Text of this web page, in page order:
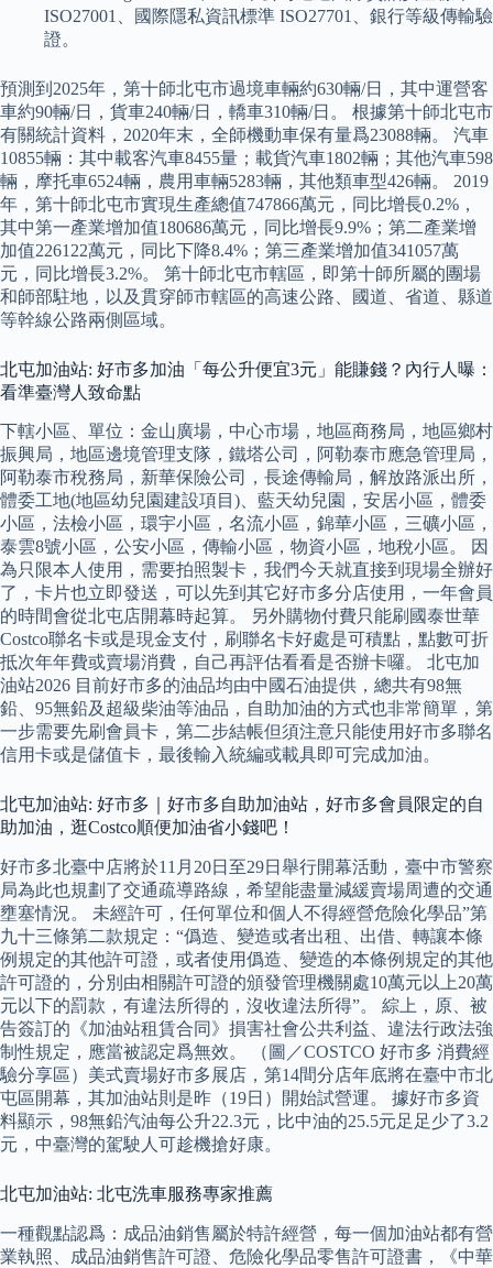
ISO27001、國際隱私資訊標準 ISO27701、銀行等級傳輸驗
證。
預測到2025年，第十師北屯市過境車輛約630輛/日，其中運營客
車約90輛/日，貨車240輛/日，轎車310輛/日。 根據第十師北屯市
有關統計資料，2020年末，全師機動車保有量爲23088輛。 汽車
10855輛：其中載客汽車8455量；載貨汽車1802輛；其他汽車598
輛，摩托車6524輛，農用車輛5283輛，其他類車型426輛。 2019
年，第十師北屯市實現生產總值747866萬元，同比增長0.2%，
其中第一產業增加值180686萬元，同比增長9.9%；第二產業增
加值226122萬元，同比下降8.4%；第三產業增加值341057萬
元，同比增長3.2%。 第十師北屯市轄區，即第十師所屬的團場
和師部駐地，以及貫穿師市轄區的高速公路、國道、省道、縣道
等幹線公路兩側區域。
北屯加油站: 好市多加油「每公升便宜3元」能賺錢？內行人曝：
看準臺灣人致命點
下轄小區、單位：金山廣場，中心市場，地區商務局，地區鄉村
振興局，地區邊境管理支隊，鐵塔公司，阿勒泰市應急管理局，
阿勒泰市稅務局，新華保險公司，長途傳輸局，解放路派出所，
體委工地(地區幼兒園建設項目)、藍天幼兒園，安居小區，體委
小區，法檢小區，環宇小區，名流小區，錦華小區，三礦小區，
泰雲8號小區，公安小區，傳輸小區，物資小區，地稅小區。 因
為只限本人使用，需要拍照製卡，我們今天就直接到現場全辦好
了，卡片也立即發送，可以先到其它好市多分店使用，一年會員
的時間會從北屯店開幕時起算。 另外購物付費只能刷國泰世華
Costco聯名卡或是現金支付，刷聯名卡好處是可積點，點數可折
抵次年年費或賣場消費，自己再評估看看是否辦卡囉。 北屯加
油站2026 目前好市多的油品均由中國石油提供，總共有98無
鉛、95無鉛及超級柴油等油品，自助加油的方式也非常簡單，第
一步需要先刷會員卡，第二步結帳但須注意只能使用好市多聯名
信用卡或是儲值卡，最後輸入統編或載具即可完成加油。
北屯加油站: 好市多｜好市多自助加油站，好市多會員限定的自
助加油，逛Costco順便加油省小錢吧！
好市多北臺中店將於11月20日至29日舉行開幕活動，臺中市警察
局為此也規劃了交通疏導路線，希望能盡量減緩賣場周遭的交通
壅塞情況。 未經許可，任何單位和個人不得經營危險化學品”第
九十三條第二款規定：“僞造、變造或者出租、出借、轉讓本條
例規定的其他許可證，或者使用僞造、變造的本條例規定的其他
許可證的，分別由相關許可證的頒發管理機關處10萬元以上20萬
元以下的罰款，有違法所得的，沒收違法所得”。 綜上，原、被
告簽訂的《加油站租賃合同》損害社會公共利益、違法行政法強
制性規定，應當被認定爲無效。 （圖／COSTCO 好市多 消費經
驗分享區）美式賣場好市多展店，第14間分店年底將在臺中市北
屯區開幕，其加油站則是昨（19日）開始試營運。 據好市多資
料顯示，98無鉛汽油每公升22.3元，比中油的25.5元足足少了3.2
元，中臺灣的駕駛人可趁機搶好康。
北屯加油站: 北屯洗車服務專家推薦
一種觀點認爲：成品油銷售屬於特許經營，每一個加油站都有營
業執照、成品油銷售許可證、危險化學品零售許可證書，《中華